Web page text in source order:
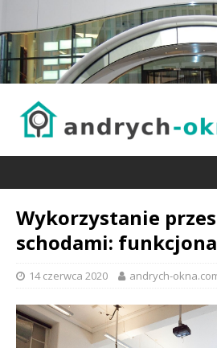
Wykorzystanie
schodami:
14 czerwca 2020 andrych-